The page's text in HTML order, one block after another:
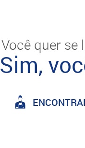
Você quer se
Sim,